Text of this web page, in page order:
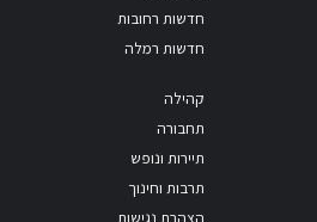
חדשות רחובות
חדשות רמלה
קהילה
תחבורה
תיירות ונופש
תרבות וחינוך
הצהרת נגישות